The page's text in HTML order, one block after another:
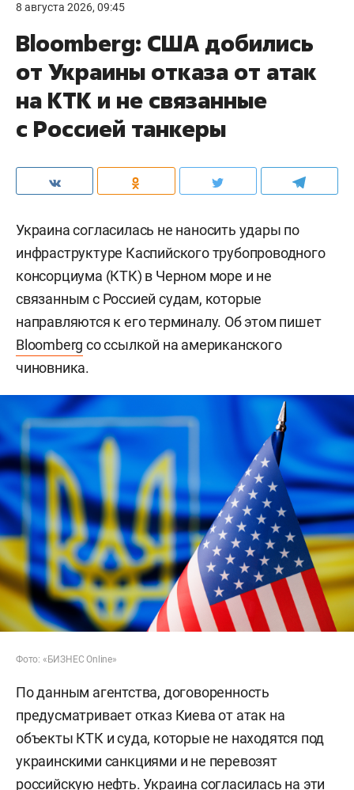
8 августа 2026, 09:45
Bloomberg: США добились
от Украины отказа от атак
на КТК и не связанные
с Россией танкеры
Украина согласилась не наносить удары по
инфраструктуре Каспийского трубопроводного
консорциума (КТК) в Черном море и не
связанным с Россией судам, которые
направляются к его терминалу. Об этом пишет
Bloomberg со ссылкой на американского
чиновника.
Фото: «БИЗНЕС Online»
По данным агентства, договоренность
предусматривает отказ Киева от атак на
объекты КТК и суда, которые не находятся под
украинскими санкциями и не перевозят
российскую нефть. Украина согласилась на эти